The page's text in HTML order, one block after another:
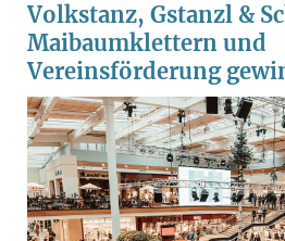
Volkstanz, Gstanzl &
Maibaumklettern und
Vereinsförderung